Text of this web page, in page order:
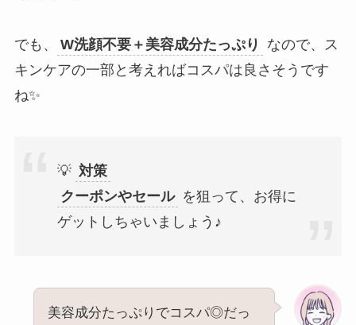
でも、 W洗顔不要＋美容成分たっぷり
なので、ス
キンケアの一部と考えればコスパは良さそうです
ね✨
💡 対策
クーポンやセール を狙って、お得に
ゲットしちゃいましょう♪
美容成分たっぷりでコスパ◎だっ